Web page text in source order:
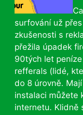
surfování už
zkušenosti s
přežila úpadek
90tých let
refferals (lidé,
do 8 úrovně.
instalaci můžete
internetu. Klidně